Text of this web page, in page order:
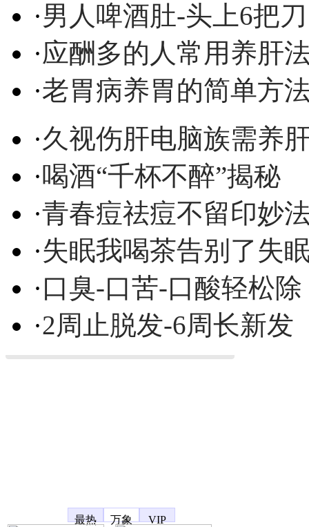
·男人啤酒肚-头上6把刀
·应酬多的人常用养肝
·老胃病养胃的简单方
·久视伤肝电脑族需养
·喝酒“千杯不醉”揭秘
·青春痘祛痘不留印妙
·失眠我喝茶告别了失
·口臭-口苦-口酸轻松除
·2周止脱发-6周长新发
最热
万象 VIP